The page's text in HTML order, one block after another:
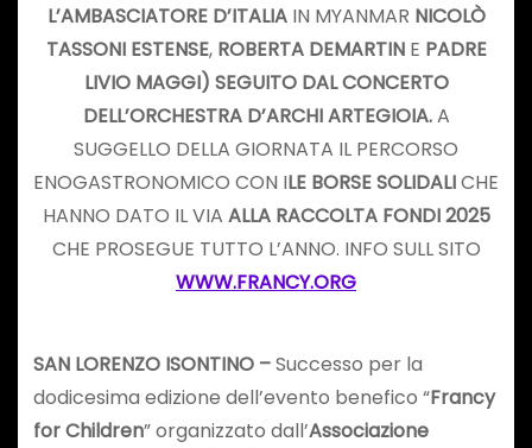
L’AMBASCIATORE D’ITALIAIN MYANMAR NICOLÒ
TASSONI ESTENSE, ROBERTA DEMARTINE PADRE
LIVIO MAGGI) SEGUITO DAL CONCERTO
DELL’ORCHESTRA D’ARCHI ARTEGIOIA.A
SUGGELLO DELLA GIORNATA IL PERCORSO
ENOGASTRONOMICO CON ILE BORSE SOLIDALICHE
HANNO DATO IL VIA ALLA RACCOLTA FONDI 2025
CHE PROSEGUE TUTTO L’ANNO. INFO SULL SITO
WWW.FRANCY.ORG
SAN LORENZO ISONTINO –Successo per la
dodicesima edizione dell’evento benefico “Francy
for Children” organizzato dall’Associazione